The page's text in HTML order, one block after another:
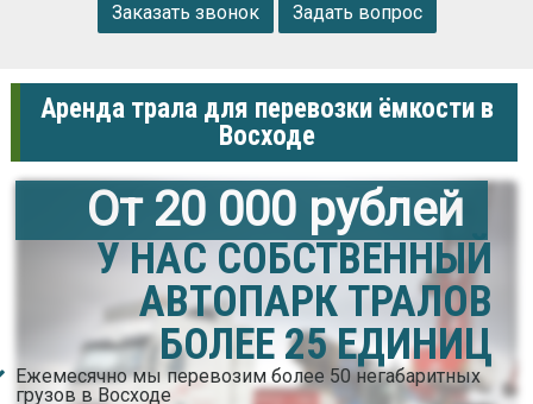
Заказать звонок Задать вопрос
Аренда трала для перевозки ёмкости в
Восходе
От 20 000 рублей
У НАС СОБСТВЕННЫЙ
АВТОПАРК ТРАЛОВ
БОЛЕЕ 25 ЕДИНИЦ
Ежемесячно мы перевозим более 50 негабаритных
грузов в Восходе